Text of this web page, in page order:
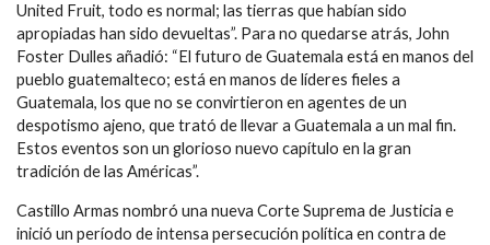
United Fruit, todo es normal; las tierras que habían sido
apropiadas han sido devueltas”. Para no quedarse atrás, John
Foster Dulles añadió: “El futuro de Guatemala está en manos del
pueblo guatemalteco; está en manos de líderes fieles a
Guatemala, los que no se convirtieron en agentes de un
despotismo ajeno, que trató de llevar a Guatemala a un mal fin.
Estos eventos son un glorioso nuevo capítulo en la gran
tradición de las Américas”.
Castillo Armas nombró una nueva Corte Suprema de Justicia e
inició un período de intensa persecución política en contra de